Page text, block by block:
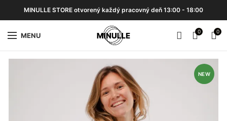
MINULLE STORE otvorený každý pracovný deň 13:00 - 18:00
MENU 0 0
NEW